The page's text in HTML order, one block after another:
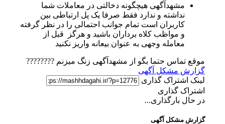
مشهدآگهی هیچگونه دخالتی در معاملات شما
نداشته و ندارد فقط صرفا یک پل ارتباطی بین
کاربران است تمام جوانب احتمالی را در نظر گرفته
و مواظب کلاه برداران باشید و هرگز قبل از
معامله وجهی به عنوان بیعانه واریز نکنید
موقع تماس حتما بگو از مشهدآگهی زنگ میزنم ????????
گزارش مشکل آگهی
لینک اشتراک گذاری
اشتراک گذاری
در حال بارگذاری...
گزارش مشکل آگهی